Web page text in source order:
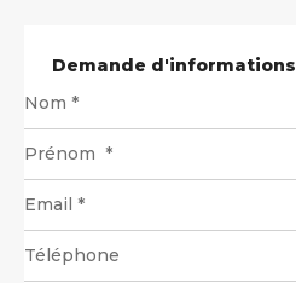
Demande d'informations